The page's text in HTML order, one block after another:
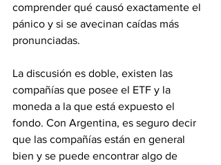
comprender qué causó exactamente el
pánico y si se avecinan caídas más
pronunciadas.
La discusión es doble, existen las
compañías que posee el ETF y la
moneda a la que está expuesto el
fondo. Con Argentina, es seguro decir
que las compañías están en general
bien y se puede encontrar algo de